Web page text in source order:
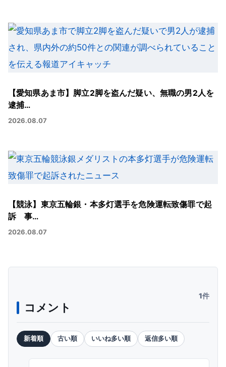
【愛知県あま市】脚立2脚を盗んだ疑い、無職の男2人を
逮捕…
2026.08.07
【競泳】東京五輪銀・本多灯選手を危険運転致傷罪で起
訴 事…
2026.08.07
コメント
1件
新着順 古い順 いいね多い順 返信多い順